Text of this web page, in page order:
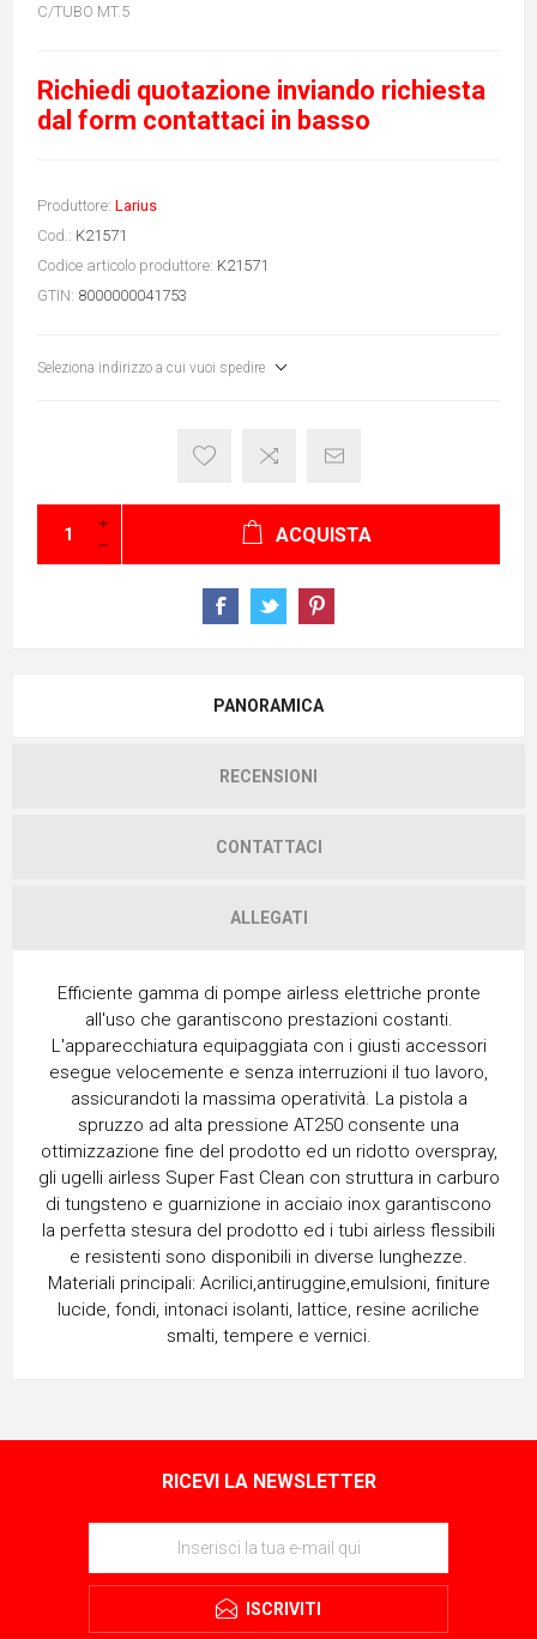
C/TUBO MT.5
Richiedi quotazione inviando richiesta
dal form contattaci in basso
Produttore: Larius
Cod.: K21571
Codice articolo produttore: K21571
GTIN: 8000000041753
Seleziona indirizzo a cui vuoi spedire
ACQUISTA
PANORAMICA
RECENSIONI
CONTATTACI
ALLEGATI
Efficiente gamma di pompe airless elettriche pronte
all'uso che garantiscono prestazioni costanti.
L'apparecchiatura equipaggiata con i giusti accessori
esegue velocemente e senza interruzioni il tuo lavoro,
assicurandoti la massima operatività. La pistola a
spruzzo ad alta pressione AT250 consente una
ottimizzazione fine del prodotto ed un ridotto overspray,
gli ugelli airless Super Fast Clean con struttura in carburo
di tungsteno e guarnizione in acciaio inox garantiscono
la perfetta stesura del prodotto ed i tubi airless flessibili
e resistenti sono disponibili in diverse lunghezze.
Materiali principali: Acrilici,antiruggine,emulsioni, finiture
lucide, fondi, intonaci isolanti, lattice, resine acriliche
smalti, tempere e vernici.
RICEVI LA NEWSLETTER
ISCRIVITI